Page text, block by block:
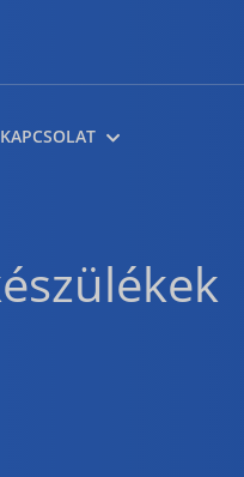
KAPCSOLAT